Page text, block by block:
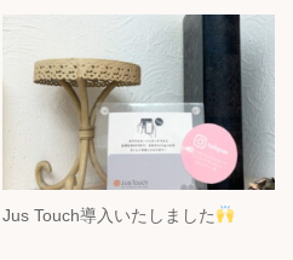
Jus Touch導入いたしました